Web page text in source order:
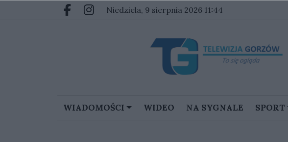
Przejdź do głównych treści
Przejdź do głównego menu
Facebook.com
Instagram.com
niedziela, 9 sierpnia 2026 11:44
WIADOMOŚCI WIDEO NA SYGNALE SPORT